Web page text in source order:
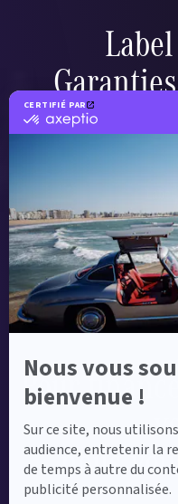
CERTIFIÉ PAR
certifié
sur
Axeptio
Nous vous
bienvenue !
Sur ce site, nous
audience, entretenir la
de temps à autre du
publicité personnalisée.
Le label Mercedes-
des voitures
Pour
nous